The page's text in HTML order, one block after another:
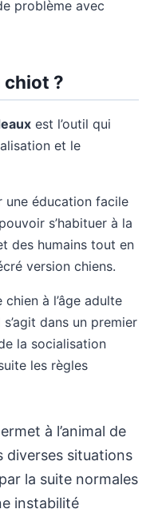
problème avec
chiot ?
est l’outil qui
et le
une éducation facile
s’habituer à la
des humains tout en
version chiens.
à l’âge adulte
dans un premier
la socialisation
les règles
à l’animal de
diverses situations
la suite normales
instabilité